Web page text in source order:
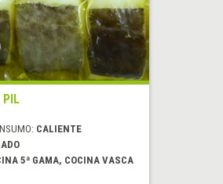
PIL
CALIENTE
5ª GAMA, COCINA VASCA